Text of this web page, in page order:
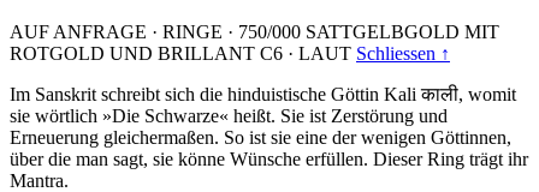
AUF ANFRAGE · RINGE · 750/000 SATTGELBGOLD MIT
ROTGOLD UND BRILLANT C6 · LAUT Schliessen ↑
Im Sanskrit schreibt sich die hinduistische Göttin Kali काली, womit
sie wörtlich »Die Schwarze« heißt. Sie ist Zerstörung und
Erneuerung gleichermaßen. So ist sie eine der wenigen Göttinnen,
über die man sagt, sie könne Wünsche erfüllen. Dieser Ring trägt ihr
Mantra.